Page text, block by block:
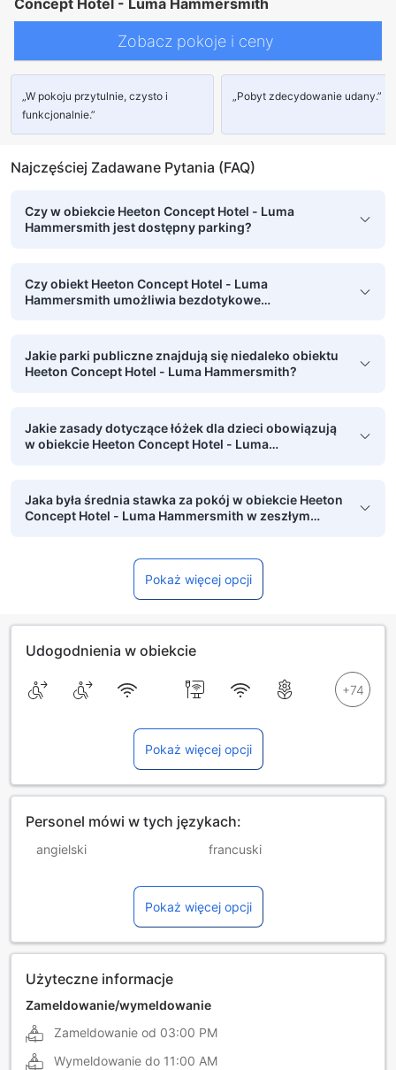
Concept Hotel - Luma Hammersmith
Zobacz pokoje i ceny
„W pokoju przytulnie, czysto i
funkcjonalnie.”
„Pobyt zdecydowanie udany.”
Najczęściej Zadawane Pytania (FAQ)
Czy w obiekcie Heeton Concept Hotel - Luma
Hammersmith jest dostępny parking?
Czy obiekt Heeton Concept Hotel - Luma
Hammersmith umożliwia bezdotykowe
Jakie parki publiczne znajdują się niedaleko obiektu
Heeton Concept Hotel - Luma Hammersmith?
Jakie zasady dotyczące łóżek dla dzieci obowiązują
w obiekcie Heeton Concept Hotel - Luma
Jaka była średnia stawka za pokój w obiekcie Heeton
Concept Hotel - Luma Hammersmith w zeszłym
Pokaż więcej opcji
Udogodnienia w obiekcie
Pokaż więcej opcji
Personel mówi w tych językach:
angielski francuski
litewski
portugalski rosyjski
rumuński
włoski
Pokaż więcej opcji
Użyteczne informacje
Zameldowanie/wymeldowanie
Zameldowanie od 03:00 PM
Wymeldowanie do 11:00 AM